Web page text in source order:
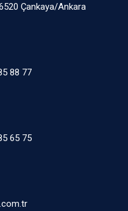
Çankaya/Ankara
88 77
65 75